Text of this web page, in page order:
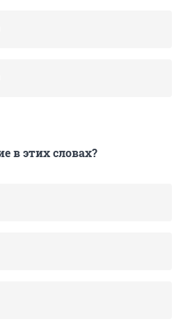
в этих словах?